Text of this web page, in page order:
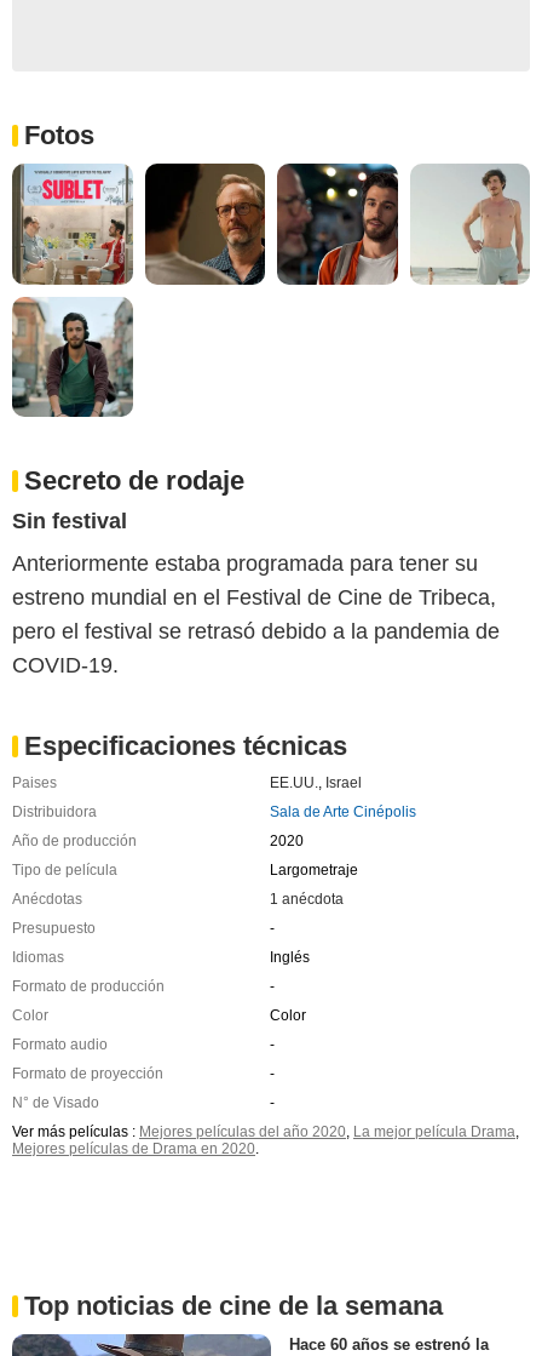
Fotos
Secreto de rodaje
Sin festival
Anteriormente estaba programada para tener su
estreno mundial en el Festival de Cine de Tribeca,
pero el festival se retrasó debido a la pandemia de
COVID-19.
Especificaciones técnicas
Paises EE.UU., Israel
Distribuidora
Sala de Arte Cinépolis
Año de producción
2020
Tipo de película
Largometraje
Anécdotas
1 anécdota
Presupuesto
-
Idiomas
Inglés
Formato de producción
-
Color
Color
Formato audio
-
Formato de proyección
-
N° de Visado
-
Ver más películas : Mejores películas del año 2020, La mejor película Drama,
Mejores películas de Drama en 2020.
Top noticias de cine de la semana
Hace 60 años se estrenó la